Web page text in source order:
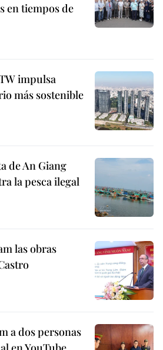
en tiempos de
impulsa
más sostenible
de An Giang
la pesca ilegal
las obras
a dos personas